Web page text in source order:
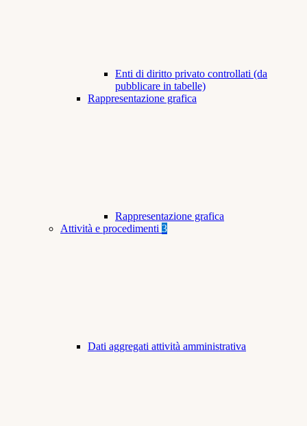
Enti di diritto privato controllati (da
pubblicare in tabelle)
Rappresentazione grafica
Rappresentazione grafica
Attività e procedimenti 3
Dati aggregati attività amministrativa